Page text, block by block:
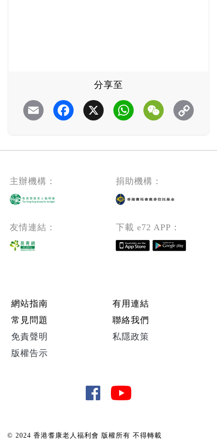
分享至
Email Facebook
X WhatsAppWeChat
主辦機構： 捐助機構：
友情連結： 下載 e72 APP：
Footer menu
網站指南
有用連結
常見問題
聯絡我們
免責聲明
私隱政策
版權告示
© 2024 香港耆康老人福利會 版權所有 不得轉載